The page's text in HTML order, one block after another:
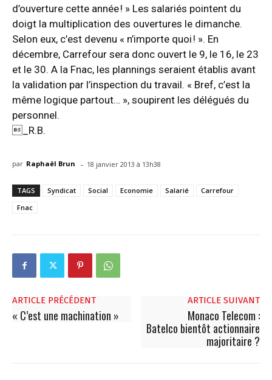
d’ouverture cette année ! » Les salariés pointent du
doigt la multiplication des ouvertures le dimanche.
Selon eux, c’est devenu « n’importe quoi ! ». En
décembre, Carrefour sera donc ouvert le 9, le 16, le 23
et le 30. A la Fnac, les plannings seraient établis avant
la validation par l’inspection du travail. « Bref, c’est la
même logique partout… », soupirent les délégués du
personnel.
_R.B.
par Raphaël Brun - 18 janvier 2013 à 13h38
TAGS Syndicat Social Economie Salarié
Carrefour
Fnac
ARTICLE PRÉCÉDENT
« C’est une machination »
ARTICLE SUIVANT
Monaco Telecom :
Batelco bientôt actionnaire
majoritaire ?